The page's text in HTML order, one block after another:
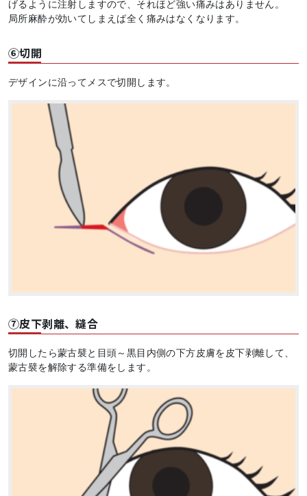
げるように注射しますので、それほど強い痛みはありません。
局所麻酔が効いてしまえば全く痛みはなくなります。
⑥切開
デザインに沿ってメスで切開します。
⑦皮下剥離、縫合
切開したら蒙古襞と目頭～黒目内側の下方皮膚を皮下剥離して、
蒙古襞を解除する準備をします。